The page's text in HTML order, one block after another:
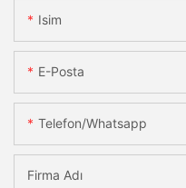
Isim
E-Posta
Telefon/whatsapp
Firma Adı